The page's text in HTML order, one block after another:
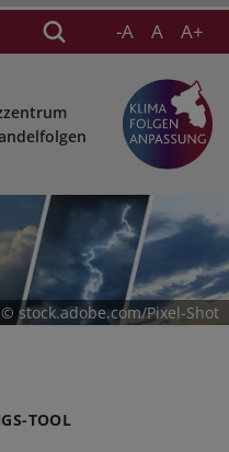
-A A A+
© stock.adobe.com/Pixel-Shot
TOOL